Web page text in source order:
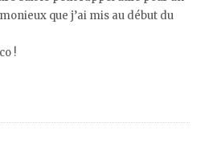
que j’ai mis au début du
!